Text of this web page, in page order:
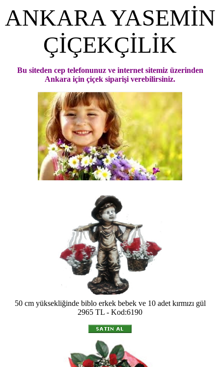
ANKARA YASEMİN
ÇİÇEKÇİLİK
Bu siteden cep telefonunuz ve internet sitemiz üzerinden
Ankara için çiçek siparişi verebilirsiniz.
50 cm yüksekliğinde biblo erkek bebek ve 10 adet kırmızı gül
2965 TL - Kod:6190